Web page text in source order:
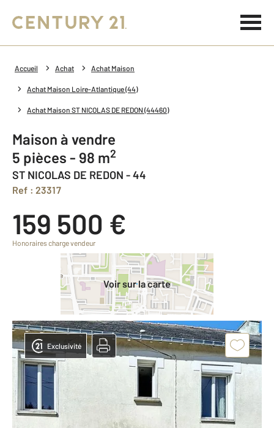
Accueil Achat Achat Maison
Achat Maison Loire-Atlantique (44)
Achat Maison ST NICOLAS DE REDON (44460)
Maison à vendre
5 pièces - 98 m2
ST NICOLAS DE REDON - 44
Ref : 23317
159 500 €
Honoraires charge vendeur
Voir sur la carte
Exclusivité